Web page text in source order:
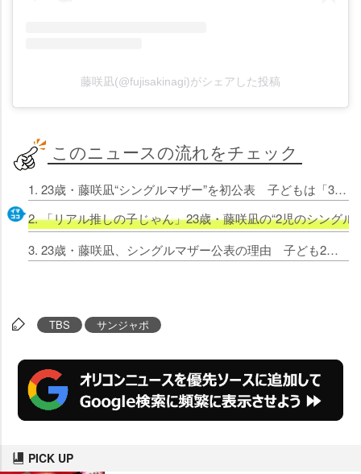
藤咲凪(@fujisakinagi)がシェアした投稿
このニュースの流れをチェック
1. 23歳・藤咲凪“シングルマザー”を初公表 子どもは「3歳と1歳」スタジオ騒然
2. 「リアル推しの子じゃん」23歳・藤咲凪の“2児のシングル
3. 23歳・藤咲凪、シングルマザー公表の理由 子ども2人への「嫌がらせ、外出中に盗撮」に悩んでいた
TBS サンジャポ
PICK UP